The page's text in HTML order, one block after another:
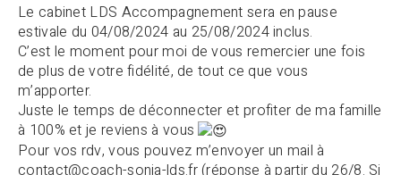
Le cabinet LDS Accompagnement sera en pause
estivale du 04/08/2024 au 25/08/2024 inclus.
C’est le moment pour moi de vous remercier une fois
de plus de votre fidélité, de tout ce que vous
m’apporter.
Juste le temps de déconnecter et profiter de ma famille
à 100% et je reviens à vous
Pour vos rdv, vous pouvez m’envoyer un mail à
contact@coach-sonia-lds.fr (réponse à partir du 26/8. Si